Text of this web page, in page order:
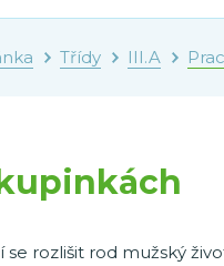
Třídy III.A
rozlišit rod mužský